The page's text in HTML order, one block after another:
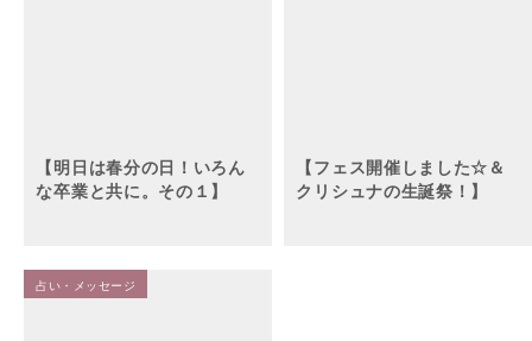
【明日は春分の日！いろん
な卒業と共に。その１】
【フェス開催しました☆＆
クリシュナの生誕祭！】
占い・メッセージ